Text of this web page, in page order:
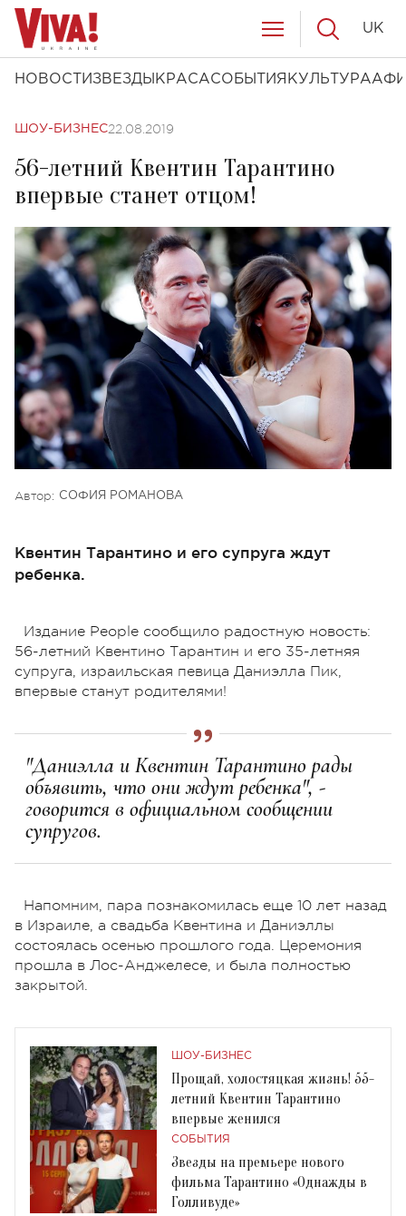
НОВОСТИ ЗВЕЗДЫ КРАСАСОБЫТИЯ КУЛЬТУРА
UK
ШОУ-БИЗНЕС22.08.2019
56-летний Квентин Тарантино
впервые станет отцом!
Автор: СОФИЯ РОМАНОВА
Квентин Тарантино и его супруга ждут
ребенка.
Издание People сообщило радостную новость:
56-летний Квентино Тарантин и его 35-летняя
супруга, израильская певица Даниэлла Пик,
впервые станут родителями!
"Даниэлла и Квентин Тарантино рады
объявить, что они ждут ребенка", -
говорится в официальном сообщении
супругов.
Напомним, пара познакомилась еще 10 лет назад
в Израиле, а свадьба Квентина и Даниэллы
состоялась осенью прошлого года. Церемония
прошла в Лос-Анджелесе, и была полностью
закрытой.
ШОУ-БИЗНЕС
Прощай, холостяцкая жизнь! 55-
летний Квентин Тарантино
впервые женился
СОБЫТИЯ
Звезды на премьере нового
фильма Тарантино «Однажды в
Голливуде»